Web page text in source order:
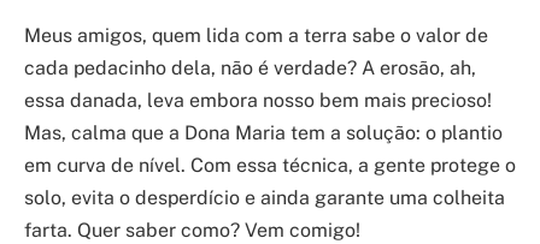
Meus amigos, quem lida com a terra sabe o valor de
cada pedacinho dela, não é verdade? A erosão, ah,
essa danada, leva embora nosso bem mais precioso!
Mas, calma que a Dona Maria tem a solução: o plantio
em curva de nível. Com essa técnica, a gente protege o
solo, evita o desperdício e ainda garante uma colheita
farta. Quer saber como? Vem comigo!